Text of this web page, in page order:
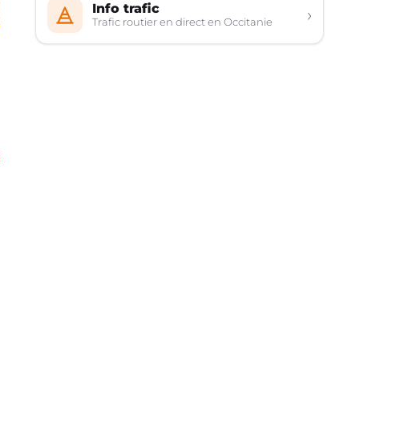
Info trafic
Trafic routier en direct en Occitanie ›